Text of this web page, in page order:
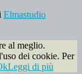
Elmastudio
al meglio.
dei cookie. Per
Leggi di più